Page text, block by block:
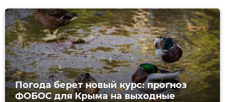
Погода берет новый курс: прогноз
ФОБОС для Крыма на выходные